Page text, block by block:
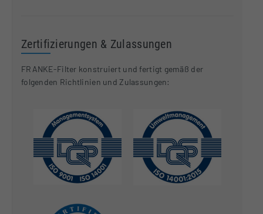
Zertifizierungen & Zulassungen
FRANKE-Filter konstruiert und fertigt gemäß der
folgenden Richtlinien und Zulassungen: